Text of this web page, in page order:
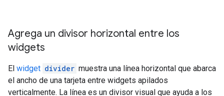
Agrega un divisor horizontal entre los
widgets
El widget divider muestra una línea horizontal que abarca
el ancho de una tarjeta entre widgets apilados
verticalmente. La línea es un divisor visual que ayuda a los